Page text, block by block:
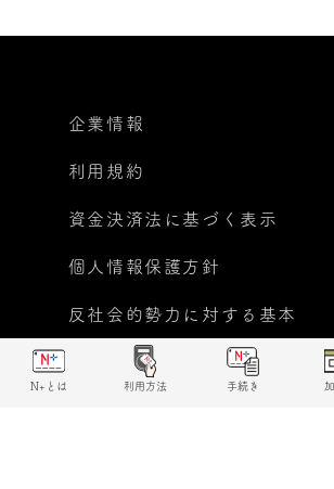
© 2019 N+ All rights
企業情報
利用規約
資金決済法に基づく表示
個人情報保護方針
反社会的勢力に対する基本
方針宣言
N+とは 利用方法 手続き